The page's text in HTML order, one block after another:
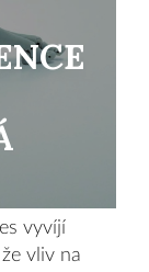
vyvíjí
vliv na